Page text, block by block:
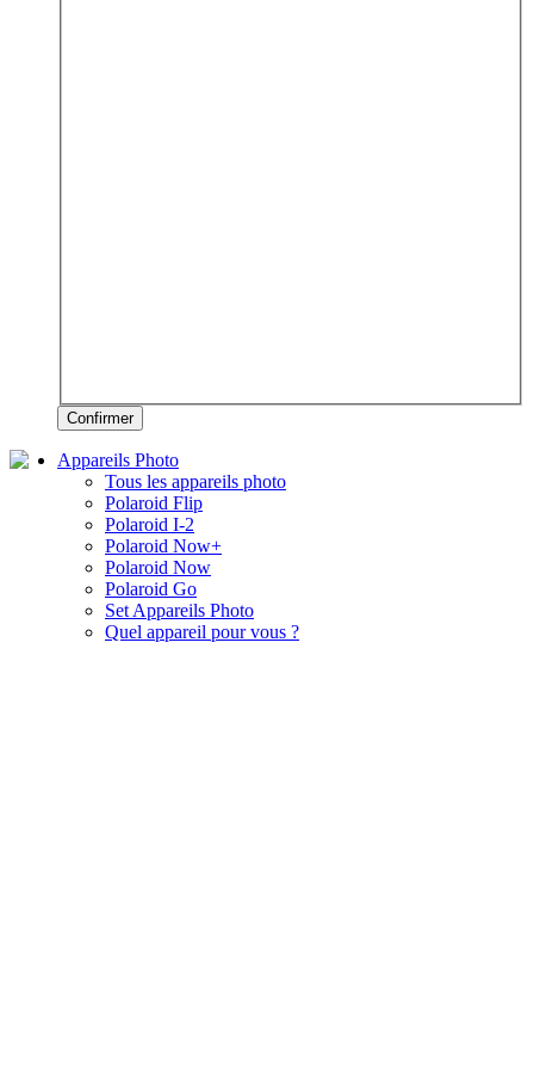
Confirmer
Appareils Photo
Tous les appareils photo
Polaroid Flip
Polaroid I-2
Polaroid Now+
Polaroid Now
Polaroid Go
Set Appareils Photo
Quel appareil pour vous ?